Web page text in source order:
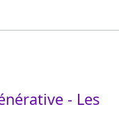
- Les